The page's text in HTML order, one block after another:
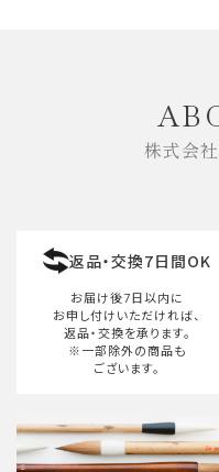
株式会
返品・交換7日間OK
お届け後7日以内に
お申し付けいただければ、
返品・交換を承ります。
※一部除外の商品も
ございます。